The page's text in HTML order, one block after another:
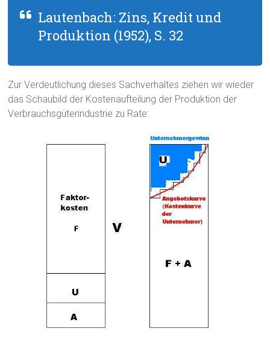
Lautenbach: Zins, Kredit und
Produktion (1952), S. 32
Zur Verdeutlichung dieses Sachverhaltes ziehen wir wieder
das Schaubild der Kostenaufteilung der Produktion der
Verbrauchsgüterindustrie zu Rate: